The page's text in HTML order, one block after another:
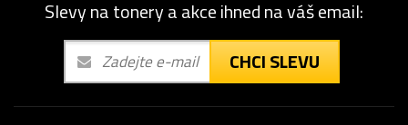
Slevy na tonery a akce ihned na váš email:
CHCI SLEVU